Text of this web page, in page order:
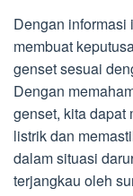
Dengan informasi
membuat
genset sesuai
Dengan
genset, kita dapat
listrik dan
dalam situasi
terjangkau oleh